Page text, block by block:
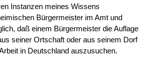
Instanzen meines Wissens
Bürgermeister im Amt und
daß einem Bürgermeister die Auflage
seiner Ortschaft oder aus seinem Dorf
in Deutschland auszusuchen.